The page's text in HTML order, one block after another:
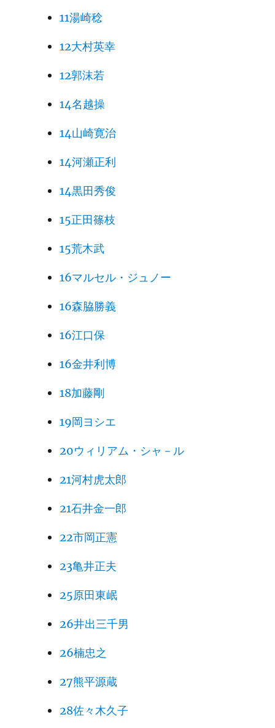
11湯崎稔
12大村英幸
12郭沫若
14名越操
14山崎寛治
14河瀬正利
14黒田秀俊
15正田篠枝
15荒木武
16マルセル・ジュノー
16森脇勝義
16江口保
16金井利博
18加藤剛
19岡ヨシエ
20ウィリアム・シャ－ル
21河村虎太郎
21石井金一郎
22市岡正憲
23亀井正夫
25原田東岷
26井出三千男
26楠忠之
27熊平源蔵
28佐々木久子